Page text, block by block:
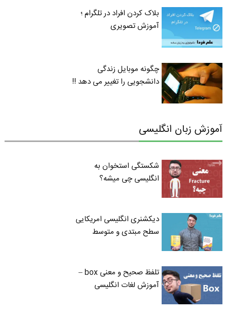
بلاک کردن افراد در تلگرام ؛
آموزش تصویری
چگونه موبایل زندگی
دانشجویی را تغییر می دهد !!
آموزش زبان انگلیسی
شکستگی استخوان به
انگلیسی چی میشه؟
دیکشنری انگلیسی امریکایی
سطح مبتدی و متوسط
تلفظ صحیح و معنی box –
آموزش لغات انگلیسی